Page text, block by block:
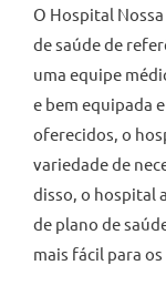
O Hospital
de saúde de
uma equipe
e bem equipada
oferecidos, o
variedade de
disso, o hospital
de plano de
mais fácil para